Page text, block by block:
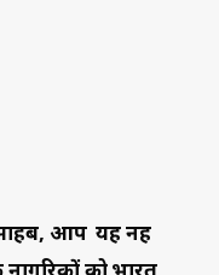
आप यह नहीं